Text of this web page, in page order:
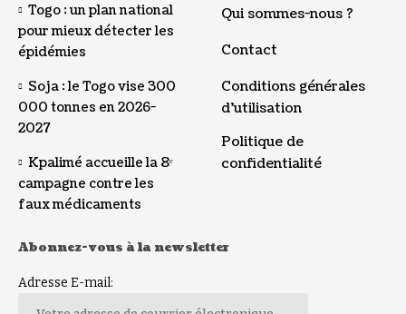
Togo : un plan national
pour mieux détecter les
épidémies
Soja : le Togo vise 300
000 tonnes en 2026-
2027
Kpalimé accueille la 8ᵉ
campagne contre les
faux médicaments
Qui sommes-nous ?
Contact
Conditions générales
d’utilisation
Politique de
confidentialité
Abonnez-vous à la newsletter
Adresse E-mail: